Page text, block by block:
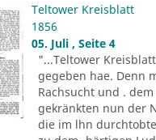
Teltower Kreisblatt
1856
05. Juli , Seite 4
"...Teltower
gegeben hae. Denn
Rachsucht und . dem
gekränkten nun der
die im lhn